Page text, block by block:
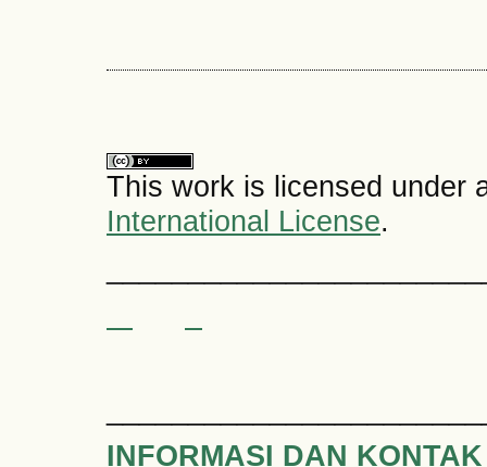
This work is licensed under
International License.
INFORMASI DAN